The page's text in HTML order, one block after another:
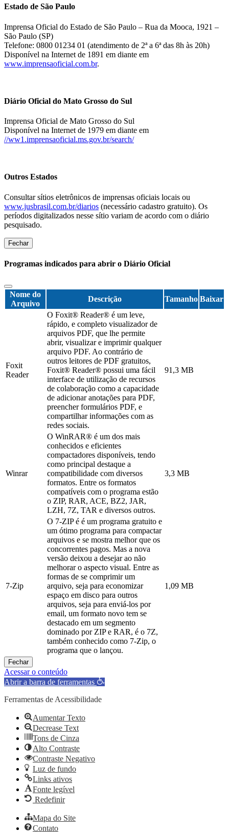
Estado de São Paulo
Imprensa Oficial do Estado de São Paulo – Rua da Mooca, 1921 –
São Paulo (SP)
Telefone: 0800 01234 01 (atendimento de 2ª a 6ª das 8h às 20h)
Disponível na Internet de 1891 em diante em
www.imprensaoficial.com.br.
Diário Oficial do Mato Grosso do Sul
Imprensa Oficial de Mato Grosso do Sul
Disponível na Internet de 1979 em diante em
//ww1.imprensaoficial.ms.gov.br/search/
Outros Estados
Consultar sítios eletrônicos de imprensas oficiais locais ou
www.jusbrasil.com.br/diarios (necessário cadastro gratuito). Os
períodos digitalizados nesse sítio variam de acordo com o diário
pesquisado.
Fechar
Programas indicados para abrir o Diário Oficial
Nome do
Arquivo
Descrição Tamanho Baixar
Foxit
Reader
O Foxit® Reader® é um leve,
rápido, e completo visualizador de
arquivos PDF, que lhe permite
abrir, visualizar e imprimir qualquer
arquivo PDF. Ao contrário de
outros leitores de PDF gratuitos,
Foxit® Reader® possui uma fácil
interface de utilização de recursos
de colaboração como a capacidade
de adicionar anotações para PDF,
preencher formulários PDF, e
compartilhar informações com as
redes sociais.
91,3 MB
Winrar
O WinRAR® é um dos mais
conhecidos e eficientes
compactadores disponíveis, tendo
como principal destaque a
compatibilidade com diversos
formatos. Entre os formatos
compatíveis com o programa estão
o ZIP, RAR, ACE, BZ2, JAR,
LZH, 7Z, TAR e diversos outros.
3,3 MB
7-Zip
O 7-ZIP é é um programa gratuito e
um ótimo programa para compactar
arquivos e se mostra melhor que os
concorrentes pagos. Mas a nova
versão deixou a desejar ao não
melhorar o aspecto visual. Entre as
formas de se comprimir um
arquivo, seja para economizar
espaço em disco para outros
arquivos, seja para enviá-los por
email, um formato novo tem se
destacado em um segmento
dominado por ZIP e RAR, é o 7Z,
também conhecido como 7-Zip, o
programa que o lançou.
1,09 MB
Fechar
Acessar o conteúdo
Abrir a barra de ferramentas
Ferramentas de Acessibilidade
Aumentar Texto
Decrease Text
Tons de Cinza
Alto Contraste
Contraste Negativo
Luz de fundo
Links ativos
Fonte legível
Redefinir
Mapa do Site
Contato